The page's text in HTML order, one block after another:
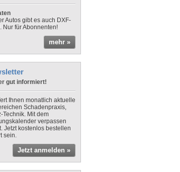
Autos gibt es auch DXF-
Nur für Abonnenten!
mehr »
gut informiert!
Ihnen monatlich aktuelle
Schadenpraxis,
Technik. Mit dem
verpassen
Jetzt kostenlos bestellen
sein.
Jetzt anmelden »